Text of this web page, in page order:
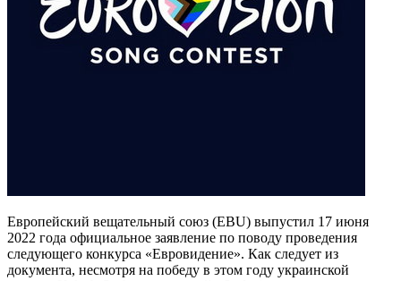
Европейский вещательный союз (EBU) выпустил 17 июня
2022 года официальное заявление по поводу проведения
следующего конкурса «Евровидение». Как следует из
документа, несмотря на победу в этом году украинской